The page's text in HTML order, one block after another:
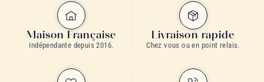
Maison Française
Indépendante depuis 2016.
Livraison rapide
Chez vous ou en point relais.